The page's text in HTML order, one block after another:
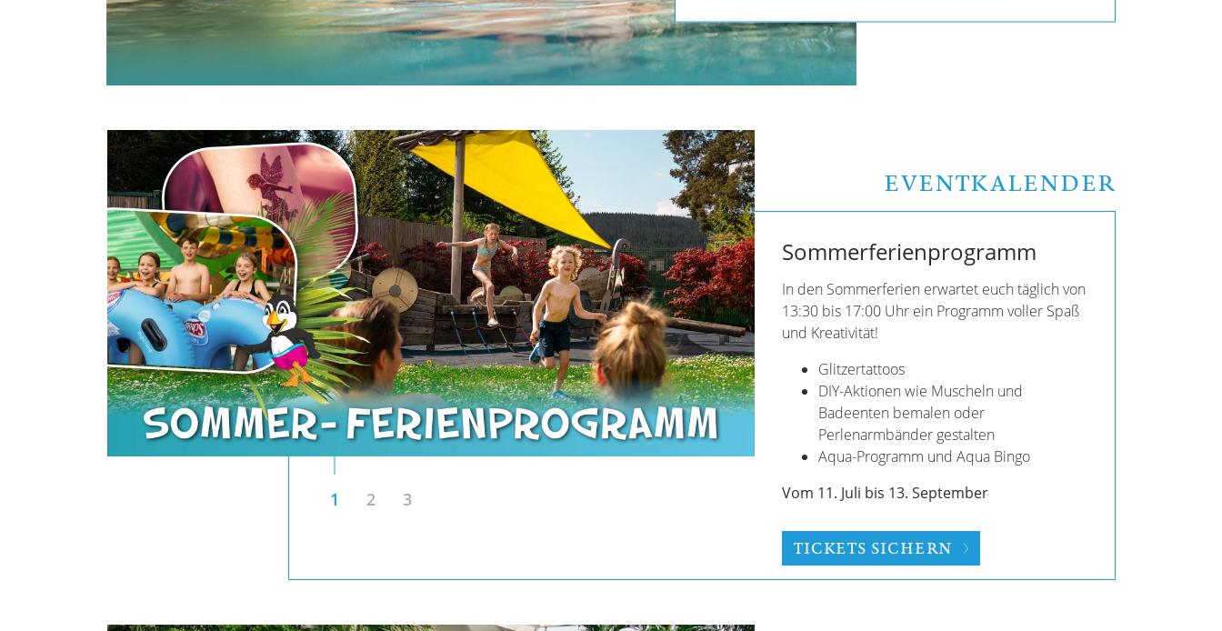
EVENTKALENDER
1 2 3
Pool Beats
Die Sonne auf der Haut, schwerelos im Wasser,
umgeben von Palmen und Beats, die den
Rhythmus eures Herzschlags bewegen.
Tage, die nach Sommer klingen!
Nächster Termin: 6. August
POOL BEATS ENTDECKEN